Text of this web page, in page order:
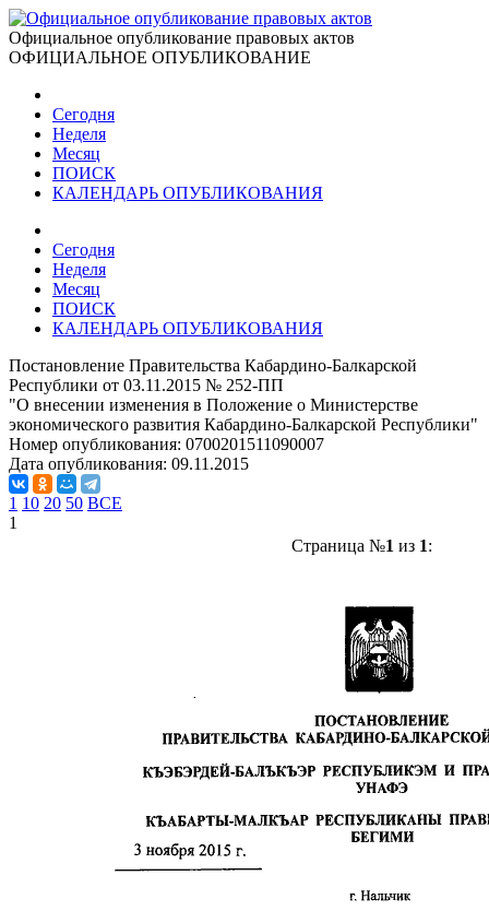
Официальное опубликование правовых актов
ОФИЦИАЛЬНОЕ ОПУБЛИКОВАНИЕ
Сегодня
Неделя
Месяц
ПОИСК
КАЛЕНДАРЬ ОПУБЛИКОВАНИЯ
Сегодня
Неделя
Месяц
ПОИСК
КАЛЕНДАРЬ ОПУБЛИКОВАНИЯ
Постановление Правительства Кабардино-Балкарской
Республики от 03.11.2015 № 252-ПП
"О внесении изменения в Положение о Министерстве
экономического развития Кабардино-Балкарской Республики"
Номер опубликования: 0700201511090007
Дата опубликования: 09.11.2015
1 10 20 50 ВСЕ
1
Страница №1 из 1: